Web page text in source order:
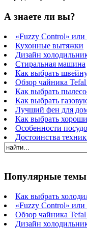
А знаете ли вы?
«Fuzzy Control» или
Кухонные вытяжки
Дизайн
Стиральная машина
Как выбрать
Обзор чайника Tefal
Как выбрать
Как выбрать
Лучший фен для
Как выбрать
Особенности
Достоинства
Популярные темы
Как выбрать
«Fuzzy Control» или
Обзор чайника Tefal
Дизайн